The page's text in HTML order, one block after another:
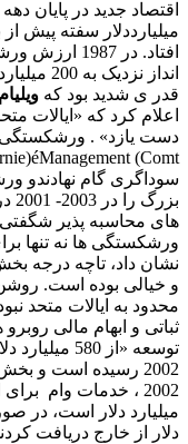
میلیارددلار سفته پیش
افتاد. در
انداز
قدر ی شدید بود که
اعلام کرد که «ایالات
دست یازد» .
Management (Comt
é
سوداگری گام نهادندو
های محاسبه پذیر شگفتی
ورشکستگی ها نه تنها
نشان داد، تاچه درجه
و خیالی بوده است.
محدود به ایالات متحد
ثباتی و ابهام مالی
2002 رسیده است و
دلار از خارج دریافت